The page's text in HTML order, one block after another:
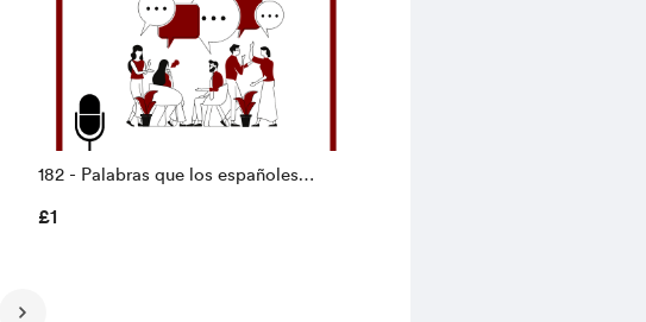
182 - Palabras que los españoles
£1